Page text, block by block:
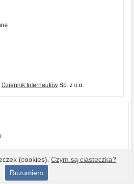
Dziennik InternautówSp. z o.o.
(cookies). Czym są ciasteczka?
Rozumiem